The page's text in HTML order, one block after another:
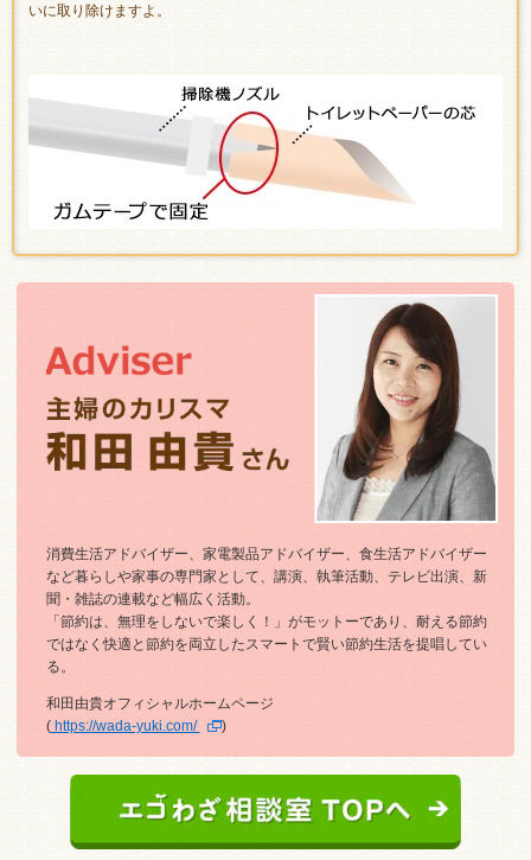
いに取り除けますよ。
消費生活アドバイザー、家電製品アドバイザー、食生活アドバイザー
など暮らしや家事の専門家として、講演、執筆活動、テレビ出演、新
聞・雑誌の連載など幅広く活動。
「節約は、無理をしないで楽しく！」がモットーであり、耐える節約
ではなく快適と節約を両立したスマートで賢い節約生活を提唱してい
る。
和田由貴オフィシャルホームページ
(https://wada-yuki.com/ )